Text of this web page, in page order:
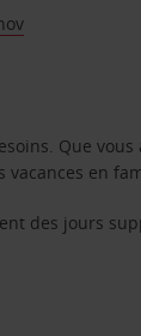
Que
en
des jours